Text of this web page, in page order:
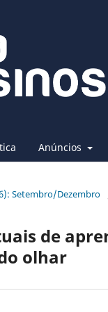
Anúncios
Setembro/Dezembro
de
olhar